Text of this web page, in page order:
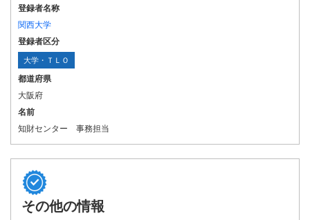
登録者名称
関西大学
登録者区分
大学・ＴＬＯ
都道府県
大阪府
名前
知財センター 事務担当
その他の情報